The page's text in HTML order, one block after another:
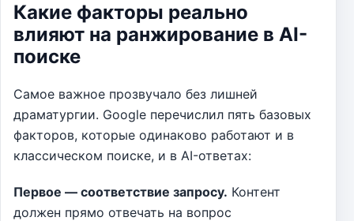
Какие факторы реально
влияют на ранжирование в AI-
поиске
Самое важное прозвучало без лишней
драматургии. Google перечислил пять базовых
факторов, которые одинаково работают и в
классическом поиске, и в AI-ответах:
Первое — соответствие запросу. Контент
должен прямо отвечать на вопрос